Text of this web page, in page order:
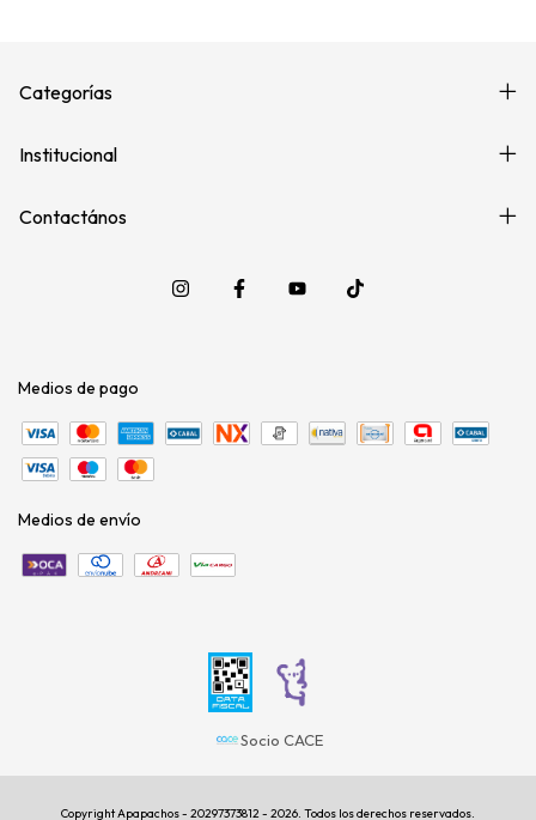
Categorías
Institucional
Contactános
Medios de pago
Medios de envío
Socio CACE
Copyright Apapachos - 20297373812 - 2026. Todos los derechos reservados.